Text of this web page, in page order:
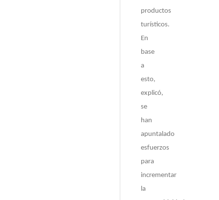
productos
turísticos.
En
base
a
esto,
explicó,
se
han
apuntalado
esfuerzos
para
incrementar
la